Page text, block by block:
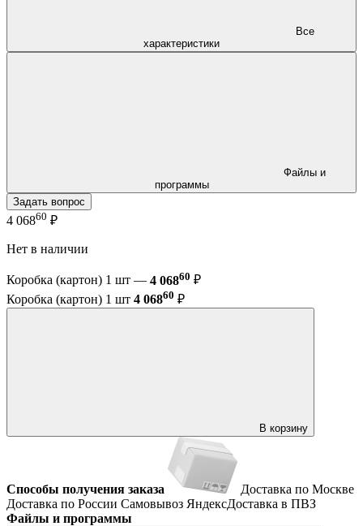
характеристики
программы
Задать вопрос
4 06860 ₽
Нет в наличии
Коробка (картон) 1 шт — 4 06860 ₽
Коробка (картон) 1 шт 4 06860 ₽
В корзину
Способы получения заказа
Доставка по Москве
Доставка по России Самовывоз ЯндексДоставка в ПВЗ
Файлы и программы